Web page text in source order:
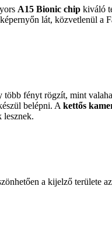
A15 Bionic chip kiváló
lát, közvetlenül a
fényt rögzít, mint
belépni. A kettős
lesznek.
a kijelző területe